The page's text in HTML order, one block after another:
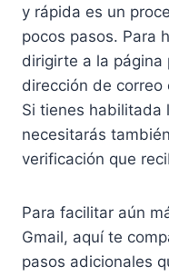
y rápida es un
pocos pasos. Para
dirigirte a la página
dirección de
Si tienes habilitada
necesitarás
verificación que
Para facilitar aún
Gmail, aquí te
pasos adicionales